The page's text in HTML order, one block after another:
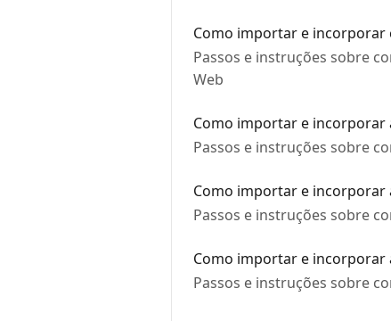
Como importar e incorporar
Passos e instruções sobre
Web
Como importar e incorporar
Passos e instruções sobre
Como importar e incorporar
Passos e instruções sobre
Como importar e incorporar
Passos e instruções sobre